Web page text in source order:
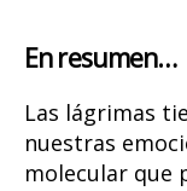
En resumen…
Las lágrimas
nuestras
molecular que